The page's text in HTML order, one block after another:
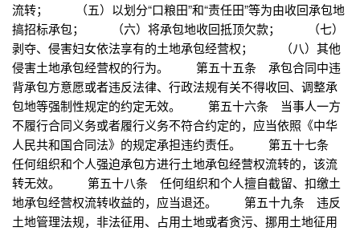
流转； （五）以划分“口粮田”和“责任田”等为由收回承包地
搞招标承包； （六）将承包地收回抵顶欠款； （七）
剥夺、侵害妇女依法享有的土地承包经营权； （八）其他
侵害土地承包经营权的行为。 第五十五条 承包合同中违
背承包方意愿或者违反法律、行政法规有关不得收回、调整承
包地等强制性规定的约定无效。 第五十六条 当事人一方
不履行合同义务或者履行义务不符合约定的，应当依照《中华
人民共和国合同法》的规定承担违约责任。 第五十七条
任何组织和个人强迫承包方进行土地承包经营权流转的，该流
转无效。 第五十八条 任何组织和个人擅自截留、扣缴土
地承包经营权流转收益的，应当退还。 第五十九条 违反
土地管理法规，非法征用、占用土地或者贪污、挪用土地征用